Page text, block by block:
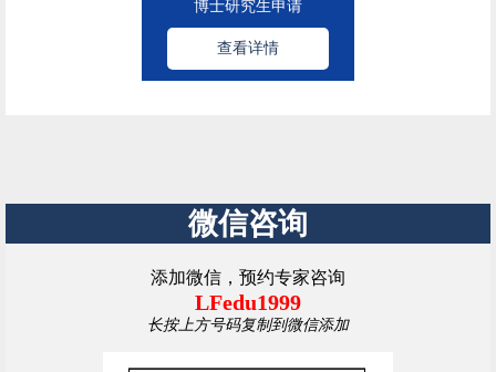
博士研究生申请
查看详情
微信咨询
添加微信，预约专家咨询
LFedu1999
长按上方号码复制到微信添加